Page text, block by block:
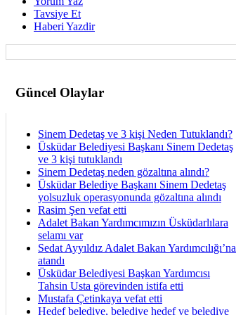
Tavsiye Et
Haberi Yazdir
Güncel Olaylar
Sinem Dedetaş ve 3 kişi Neden Tutuklandı?
Üsküdar Belediyesi Başkanı Sinem Dedetaş
ve 3 kişi tutuklandı
Sinem Dedetaş neden gözaltına alındı?
Üsküdar Belediye Başkanı Sinem Dedetaş
yolsuzluk operasyonunda gözaltına alındı
Rasim Şen vefat etti
Adalet Bakan Yardımcımızın Üsküdarlılara
selamı var
Sedat Ayyıldız Adalet Bakan Yardımcılığı’na
atandı
Üsküdar Belediyesi Başkan Yardımcısı
Tahsin Usta görevinden istifa etti
Mustafa Çetinkaya vefat etti
Hedef belediye, belediye hedef ve belediye